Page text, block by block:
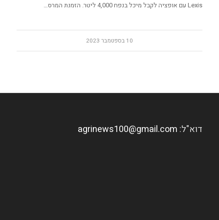
Lexis עם אופציה לקבל מיכל בנפח 4,000 ליטר. הזמנת המרס…
10 בספטמבר 2023
דוא"ל: agrinews100@gmail.com